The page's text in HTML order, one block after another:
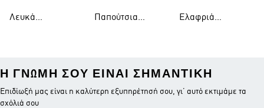
Λευκά
Παπούτσια
Ελαφριά
Η ΓΝΏΜΗ ΣΟΥ ΕΊΝΑΙ ΣΗΜΑΝΤΙΚΉ
Επιδίωξή μας είναι η καλύτερη εξυπηρέτησή σου, γι’ αυτό εκτιμάμε τα
σχόλιά σου